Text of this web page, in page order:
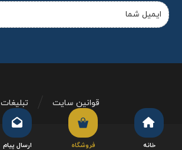
قوانین سایت تبلیغات
خانه فروشگاه ارسال پیام